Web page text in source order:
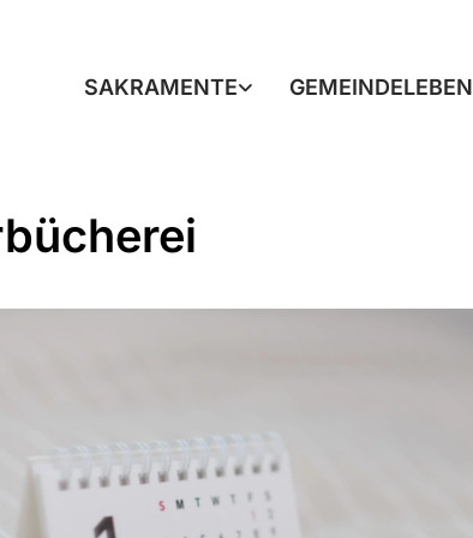
SAKRAMENTE GEMEINDELEBEN